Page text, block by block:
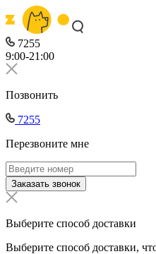
7255
9:00-21:00
Позвонить
7255
Перезвоните мне
Заказать звонок
Выберите способ доставки
Выберите способ доставки,